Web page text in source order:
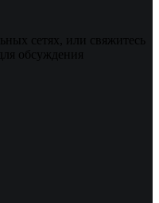
сетях, или свяжитесь
обсуждения